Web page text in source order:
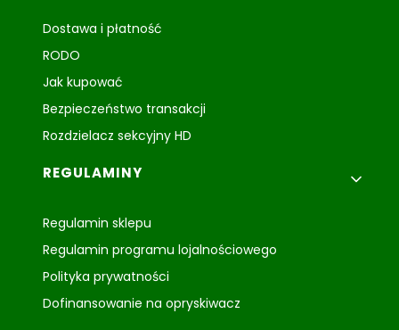
Dostawa i płatność
RODO
Jak kupować
Bezpieczeństwo transakcji
Rozdzielacz sekcyjny HD
REGULAMINY
Regulamin sklepu
Regulamin programu lojalnościowego
Polityka prywatności
Dofinansowanie na opryskiwacz